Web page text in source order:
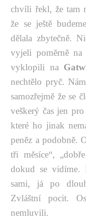
chvíli řekl, že tam
že se ještě
dělala zbytečně.
vyjeli poměrně
vyklopili na
nechtělo pryč.
samozřejmě že se
veškerý čas jen
které ho jinak
peněz a podobně.
tři měsíce“,
dokud se vidíme.
sami, já po
Zvláštní pocit.
nemluvili.